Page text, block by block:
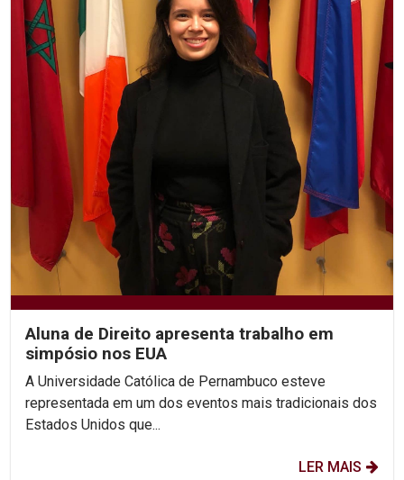
Aluna de Direito apresenta trabalho em
simpósio nos EUA
A Universidade Católica de Pernambuco esteve
representada em um dos eventos mais tradicionais dos
Estados Unidos que...
LER MAIS